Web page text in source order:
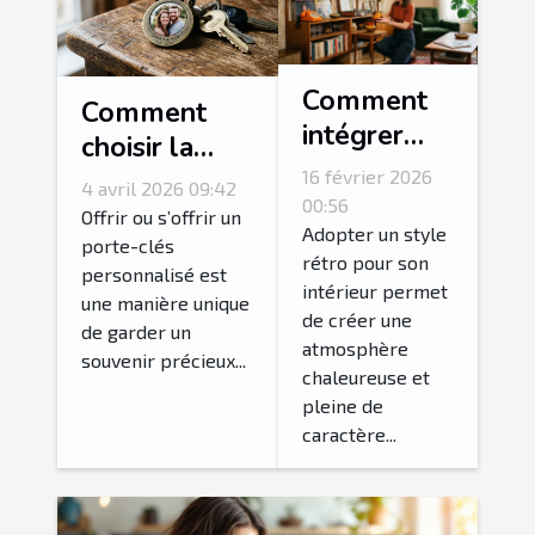
Comment
choisir la
photo idéale
pour votre
porte-clés
personnalisé?
4 avril 2026 09:42
Offrir ou s’offrir un
porte-clés
personnalisé est
une manière unique
de garder un
souvenir précieux...
Comment
intégrer
des
accessoires
vintage
pour un
intérieur
rétro
authentique
?
16 février 2026
00:56
Adopter un style
rétro pour son
intérieur permet
de créer une
atmosphère
chaleureuse et
pleine de
caractère...